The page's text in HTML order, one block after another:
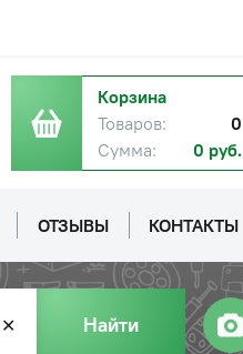
Корзина
Товаров:
0
Сумма:
0 руб.
ОТЗЫВЫ КОНТАКТЫ
✕ Найти